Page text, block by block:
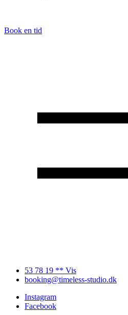
Book en tid
53 78 19 ** Vis
booking@timeless-studio.dk
Instagram
Facebook